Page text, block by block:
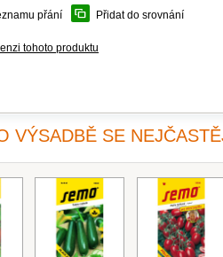
přání Přidat do srovnání
tohoto produktu
VÝSADBĚ SE